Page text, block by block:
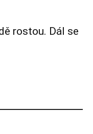
rostou. Dál se